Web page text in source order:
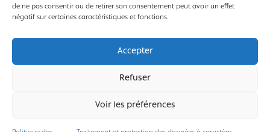
de ne pas consentir ou de retirer son consentement peut avoir un effet
négatif sur certaines caractéristiques et fonctions.
Accepter
Refuser
Voir les préférences
Politique des Cookies